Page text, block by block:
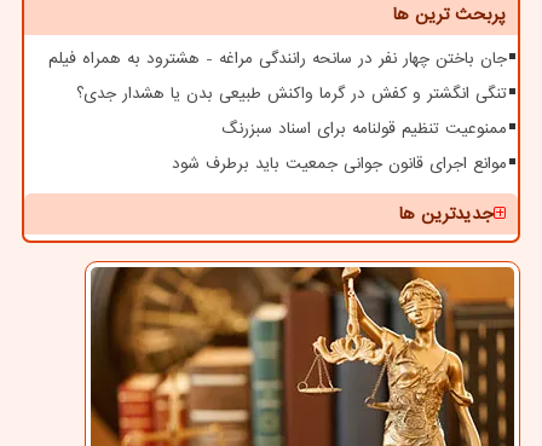
پربحث ترین ها
جان باختن چهار نفر در سانحه رانندگی مراغه - هشترود به همراه فیلم
تنگی انگشتر و کفش در گرما واکنش طبیعی بدن یا هشدار جدی؟
ممنوعیت تنظیم قولنامه برای اسناد سبزرنگ
موانع اجرای قانون جوانی جمعیت باید برطرف شود
جدیدترین ها